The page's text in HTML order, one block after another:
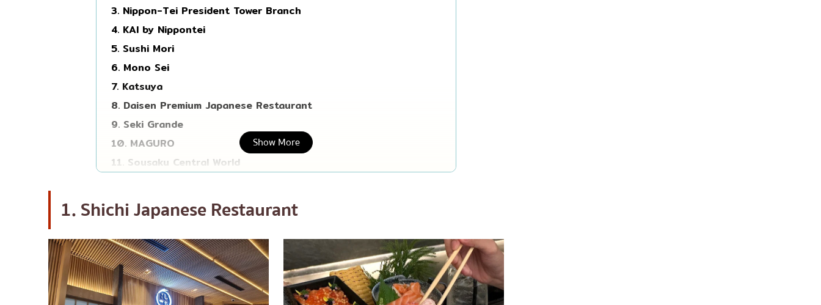
เบนโตะ/บริการส่งอาหารญี่ปุ่น
3. Nippon-Tei President Tower Branch
4. KAI by Nippontei
5. Sushi Mori
6. Mono Sei
7. Katsuya
8. Daisen Premium Japanese Restaurant
9. Seki Grande
10. MAGURO
11. Sousaku Central World
13. Menya Itto
14. Ginza Tenharu BKK
15. Ginza Sushi Ichi
16. Nabezo Premium
17. Chisana Nami
18. Kenshin Izakaya
Show More
1. Shichi Japanese Restaurant